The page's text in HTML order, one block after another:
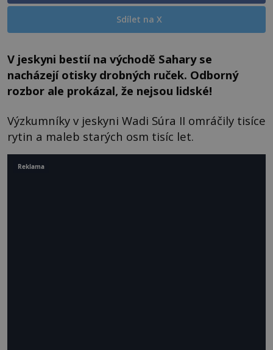
Sdílet na X
V jeskyni bestií na východě Sahary se
nacházejí otisky drobných ruček. Odborný
rozbor ale prokázal, že nejsou lidské!
Výzkumníky v jeskyni Wadi Súra II omráčily tisíce
rytin a maleb starých osm tisíc let.
Reklama